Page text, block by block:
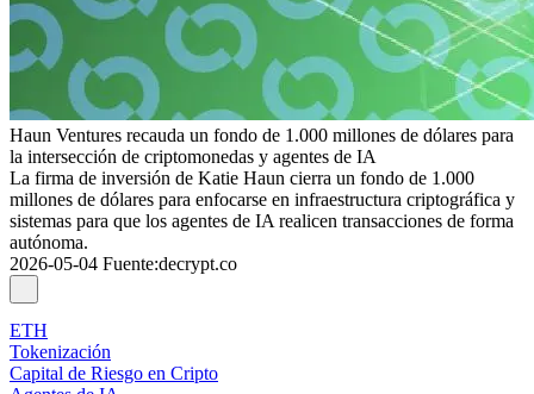
Haun Ventures recauda un fondo de 1.000 millones de dólares para
la intersección de criptomonedas y agentes de IA
La firma de inversión de Katie Haun cierra un fondo de 1.000
millones de dólares para enfocarse en infraestructura criptográfica y
sistemas para que los agentes de IA realicen transacciones de forma
autónoma.
2026-05-04 Fuente:decrypt.co
ETH
Tokenización
Capital de Riesgo en Cripto